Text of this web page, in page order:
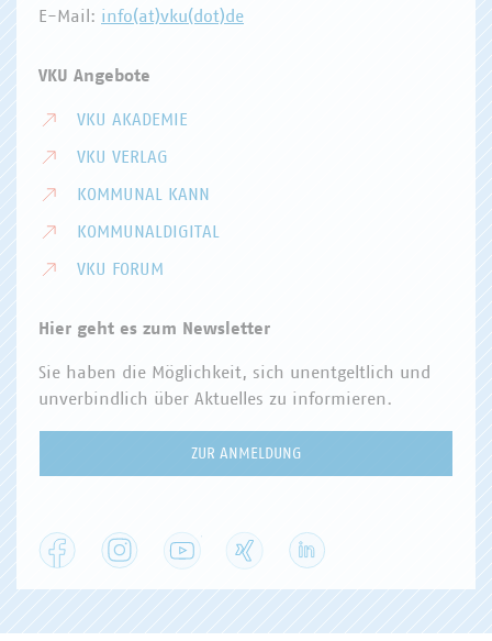
E-Mail: info(at)vku(dot)de
VKU Angebote
VKU AKADEMIE
VKU VERLAG
KOMMUNAL KANN
KOMMUNALDIGITAL
VKU FORUM
Hier geht es zum Newsletter
Sie haben die Möglichkeit, sich unentgeltlich und
unverbindlich über Aktuelles zu informieren.
ZUR ANMELDUNG
Facebook Instagram YouTube